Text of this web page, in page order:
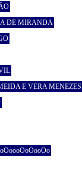
DE MIRANDA
E VERA MENEZES